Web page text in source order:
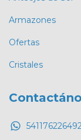
Armazones
Ofertas
Cristales